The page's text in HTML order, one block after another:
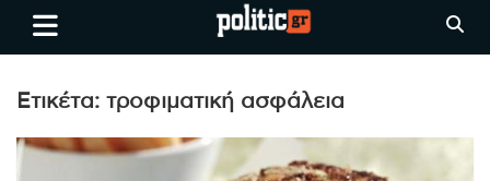
Skip
Ειδήσεις απο τη
Θεσσαλονίκη, την Ελλάδα και
όλο τον Κόσμο
politic.gr
Ετικέτα: τροφιματική ασφάλεια